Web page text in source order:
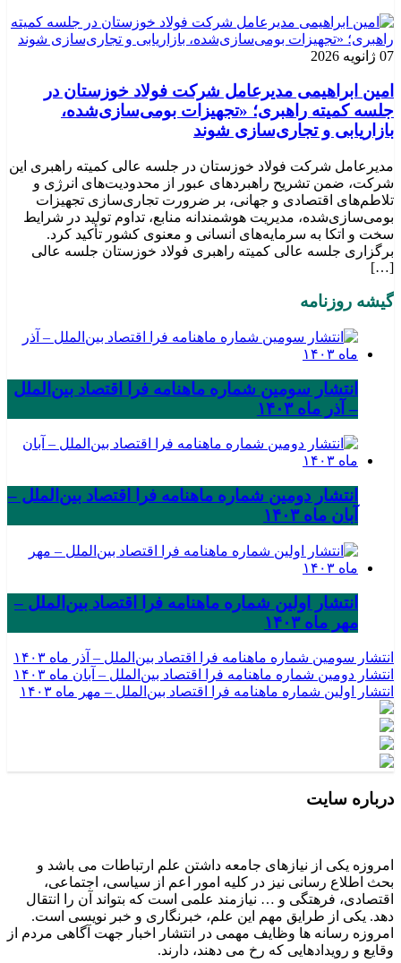
07 ژانویه 2026
امین ابراهیمی مدیرعامل شرکت فولاد خوزستان در
جلسه کمیته راهبری؛ «تجهیزات بومی‌سازی‌شده،
بازاریابی و تجاری‌سازی شوند
مدیرعامل شرکت فولاد خوزستان در جلسه عالی کمیته راهبری این
شرکت، ضمن تشریح راهبردهای عبور از محدودیت‌های انرژی و
تلاطم‌های اقتصادی و جهانی، بر ضرورت تجاری‌سازی تجهیزات
بومی‌سازی‌شده، مدیریت هوشمندانه منابع، تداوم تولید در شرایط
سخت و اتکا به سرمایه‌های انسانی و معنوی کشور تأکید کرد.
برگزاری جلسه عالی کمیته راهبری فولاد خوزستان جلسه عالی
[…]
گیشه روزنامه
انتشار سومین شماره ماهنامه فرا اقتصاد بین‌الملل
– آذر ماه ۱۴۰۳
انتشار دومین شماره ماهنامه فرا اقتصاد بین‌الملل –
آبان ماه ۱۴۰۳
انتشار اولین شماره ماهنامه فرا اقتصاد بین‌الملل –
مهر ماه ۱۴۰۳
انتشار سومین شماره ماهنامه فرا اقتصاد بین‌الملل – آذر ماه ۱۴۰۳
انتشار دومین شماره ماهنامه فرا اقتصاد بین‌الملل – آبان ماه ۱۴۰۳
انتشار اولین شماره ماهنامه فرا اقتصاد بین‌الملل – مهر ماه ۱۴۰۳
درباره سایت
امروزه یکی از نیازهای جامعه داشتن علم ارتباطات می باشد و
بحث اطلاع رسانی نیز در کلیه امور اعم از سیاسی، اجتماعی،
اقتصادی، فرهتگی و … نیازمند علمی است که بتواند آن را انتقال
دهد. یکی از طرایق مهم این علم، خبرنگاری و خبر نویسی است.
امروزه رسانه ها وظایف مهمی در انتشار اخبار جهت آگاهی مردم از
وقایع و رویدادهایی که رخ می دهند، دارند.